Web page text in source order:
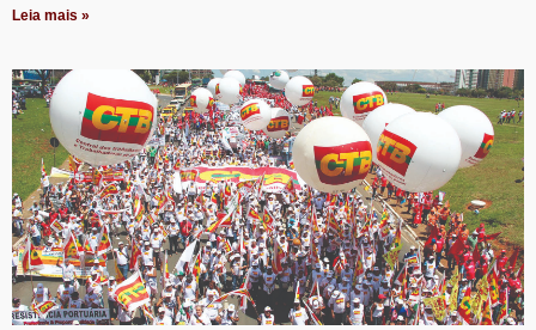
Leia mais »